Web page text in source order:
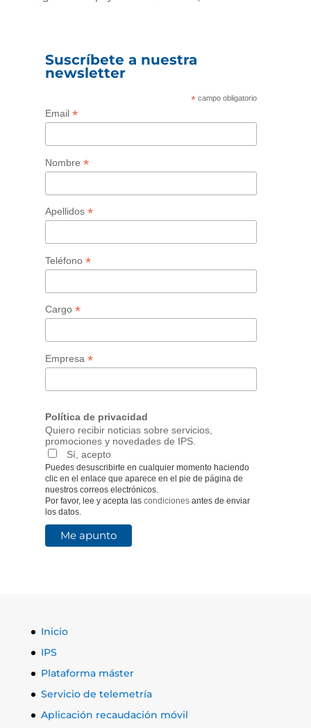
Suscríbete a nuestra
newsletter
* campo obligatorio
Email *
Nombre *
Apellidos *
Teléfono *
Cargo *
Empresa *
Política de privacidad
Quiero recibir noticias sobre servicios,
promociones y novedades de IPS.
Sí, acepto
Puedes desuscribirte en cualquier momento haciendo
clic en el enlace que aparece en el pie de página de
nuestros correos electrónicos.
Por favor, lee y acepta las condicionesantes de enviar
los datos.
Inicio
IPS
Plataforma máster
Servicio de telemetría
Aplicación recaudación móvil